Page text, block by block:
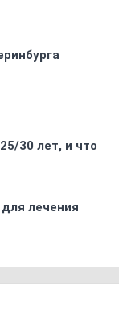
30 лет, и что
лечения